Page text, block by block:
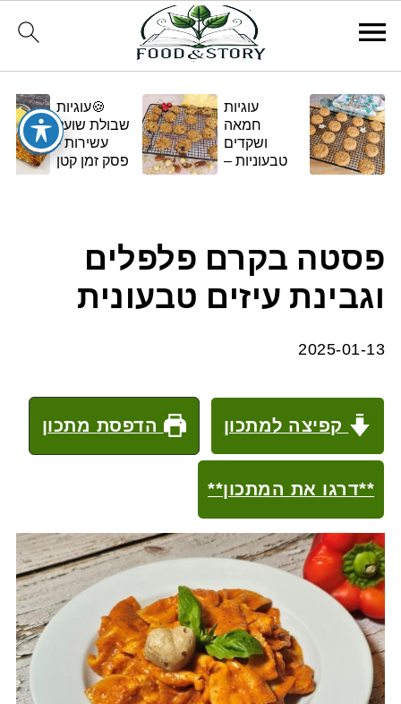
עוגיות
חמאה
ושקדים
טבעוניות –
🍪עוגיות
שבולת שועל
עשירות -
פסק זמן קטן
פסטה בקרם פלפלים
וגבינת עיזים טבעונית
2025-01-13
קפיצה למתכון הדפסת מתכון
**דרגו את המתכון**